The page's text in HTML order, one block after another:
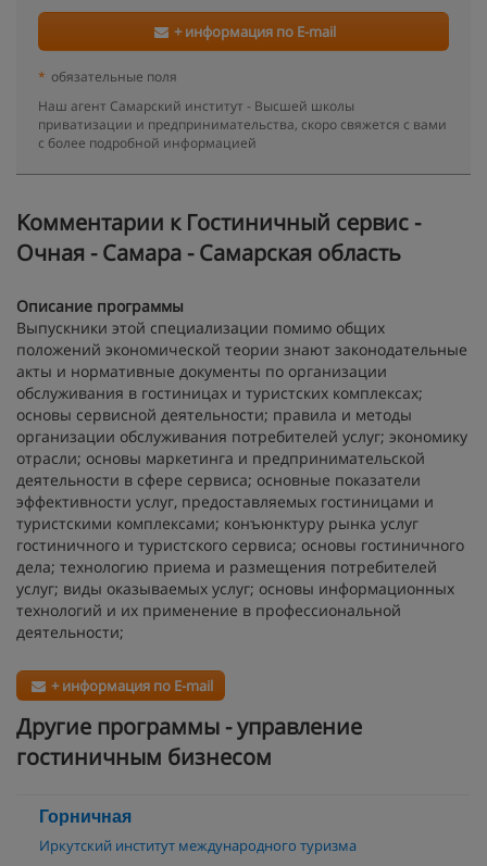
+ информация по E-mail
* обязательные поля
Наш агент Самарский институт - Высшей школы
приватизации и предпринимательства, скоро свяжется с вами
с более подробной информацией
Kомментарии к Гостиничный сервис -
Очная - Самара - Самарская область
Описание программы
Выпускники этой специализации помимо общих
положений экономической теории знают законодательные
акты и нормативные документы по организации
обслуживания в гостиницах и туристских комплексах;
основы сервисной деятельности; правила и методы
организации обслуживания потребителей услуг; экономику
отрасли; основы маркетинга и предпринимательской
деятельности в сфере сервиса; основные показатели
эффективности услуг, предоставляемых гостиницами и
туристскими комплексами; конъюнктуру рынка услуг
гостиничного и туристского сервиса; основы гостиничного
дела; технологию приема и размещения потребителей
услуг; виды оказываемых услуг; основы информационных
технологий и их применение в профессиональной
деятельности;
+ информация по E-mail
Другие программы - управление
гостиничным бизнесом
Горничная
Иркутский институт международного туризма